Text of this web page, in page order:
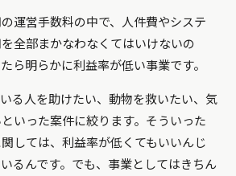
運営手数料の中で、人件費やシステ
全部まかなわなくてはいけないの
ら明らかに利益率が低い事業です。
る人を助けたい、動物を救いたい、気
いった案件に絞ります。そういった
しては、利益率が低くてもいいんじ
るんです。でも、事業としてはきちん